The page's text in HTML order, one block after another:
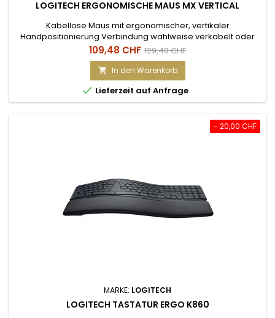
LOGITECH ERGONOMISCHE MAUS MX VERTICAL
Kabellose Maus mit ergonomischer, vertikaler
Handpositionierung Verbindung wahlweise verkabelt oder
drahtlos via Bluetooth oder USB-Unifying-Empfänger
Einzigartige Form mit ergonomischer, vertikaler
Handpositionierung und grosser Daumenauflage 2
Haupttasten, Scrollrad (inkl. Mittelklick-Funktion), 2
Daumentasten, DPI-Schnellwahltaste «Easy...
Preis
109,48 CHF Verkaufspreis
129,48 CHF
 In den Warenkorb
 Lieferzeit auf Anfrage
- 20,00 CHF
MARKE: LOGITECH
LOGITECH TASTATUR ERGO K860